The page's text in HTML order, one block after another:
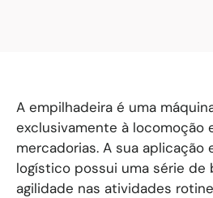
A empilhadeira é uma
exclusivamente à locomoção
mercadorias. A sua aplicação
logístico possui uma série de
agilidade nas atividades